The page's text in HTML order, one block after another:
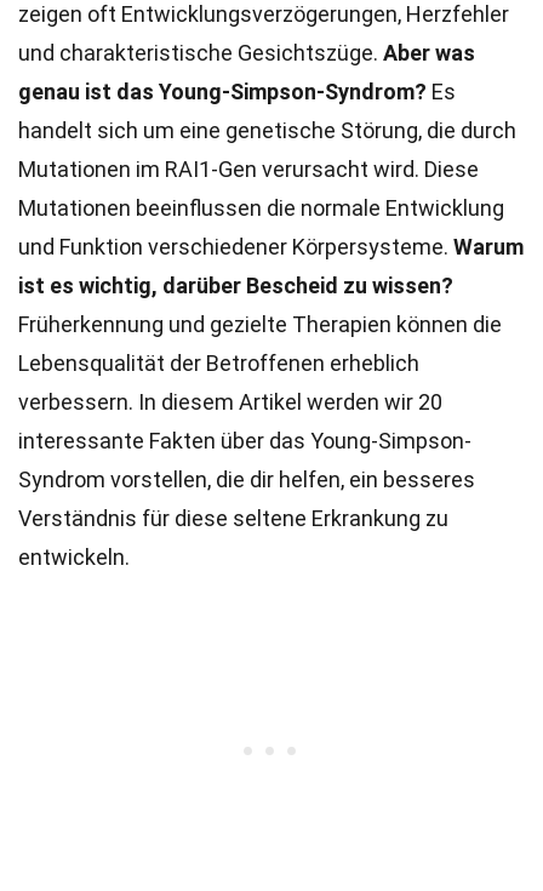
zeigen oft Entwicklungsverzögerungen, Herzfehler
und charakteristische Gesichtszüge. Aber was
genau ist das Young-Simpson-Syndrom? Es
handelt sich um eine genetische Störung, die durch
Mutationen im RAI1-Gen verursacht wird. Diese
Mutationen beeinflussen die normale Entwicklung
und Funktion verschiedener Körpersysteme. Warum
ist es wichtig, darüber Bescheid zu wissen?
Früherkennung und gezielte Therapien können die
Lebensqualität der Betroffenen erheblich
verbessern. In diesem Artikel werden wir 20
interessante Fakten über das Young-Simpson-
Syndrom vorstellen, die dir helfen, ein besseres
Verständnis für diese seltene Erkrankung zu
entwickeln.